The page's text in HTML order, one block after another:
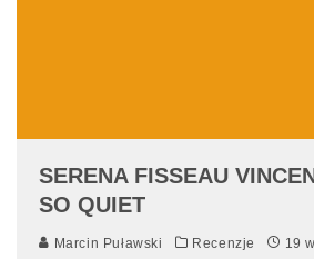
SERENA FISSEAU
SO QUIET
Marcin Puławski Recenzje 19